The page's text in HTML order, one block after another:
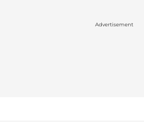
Advertisement